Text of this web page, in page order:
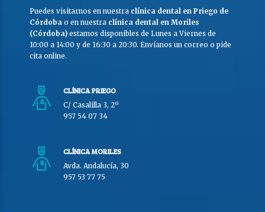
Puedes visitarnos en nuestra clínica dental en Priego de
Córdoba o en nuestra clínica dental en Moriles
(Córdoba) estamos disponibles de Lunes a Viernes de
10:00 a 14:00 y de 16:30 a 20:30. Envíanos un correo o pide
cita online.
CLÍNICA PRIEGO
C/ Casalilla 3, 2º
957 54 07 34
CLÍNICA MORILES
Avda. Andalucía, 30
957 53 77 75